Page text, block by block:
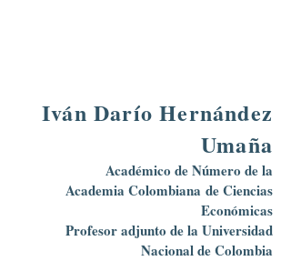
Iván Darío Hernández
Umaña
Académico de Número de la
Academia Colombiana de Ciencias
Económicas
Profesor adjunto de la Universidad
Nacional de Colombia